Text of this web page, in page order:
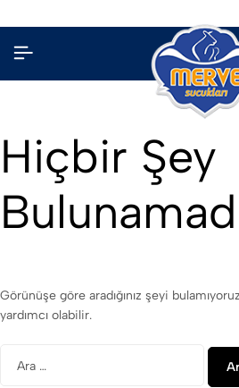
Hiçbir Şey
Görünüşe göre aradığınız şeyi
yardımcı olabilir.